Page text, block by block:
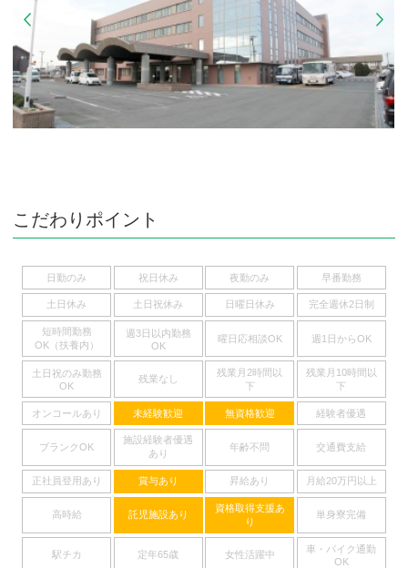
こだわりポイント
日勤のみ 祝日休み 夜勤のみ 早番勤務
土日休み 土日祝休み 日曜日休み 完全週休2日制
短時間勤務
OK（扶養内）
週3日以内勤務
OK
曜日応相談OK 週1日からOK
土日祝のみ勤務
OK
残業なし
残業月2時間以
下
残業月10時間以
下
オンコールあり 未経験歓迎 無資格歓迎 経験者優遇
ブランクOK
施設経験者優遇
あり
年齢不問 交通費支給
正社員登用あり 賞与あり 昇給あり 月給20万円以上
高時給 託児施設あり
資格取得支援あ
り
単身寮完備
駅チカ 定年65歳 女性活躍中
車・バイク通勤
OK